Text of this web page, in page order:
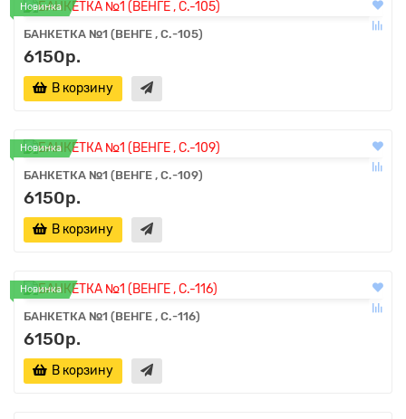
Новинка
БАНКЕТКА №1 (ВЕНГЕ , С.-105)
6150р.
В корзину
Новинка
БАНКЕТКА №1 (ВЕНГЕ , С.-109)
6150р.
В корзину
Новинка
БАНКЕТКА №1 (ВЕНГЕ , С.-116)
6150р.
В корзину